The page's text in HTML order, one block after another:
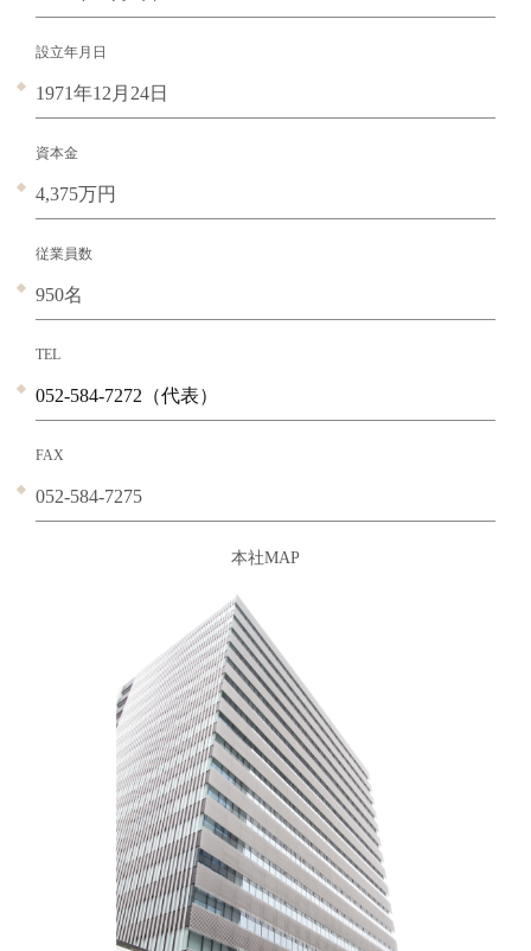
設立年月日
1971年12月24日
資本金
4,375万円
従業員数
950名
TEL
052-584-7272（代表）
FAX
052-584-7275
本社MAP